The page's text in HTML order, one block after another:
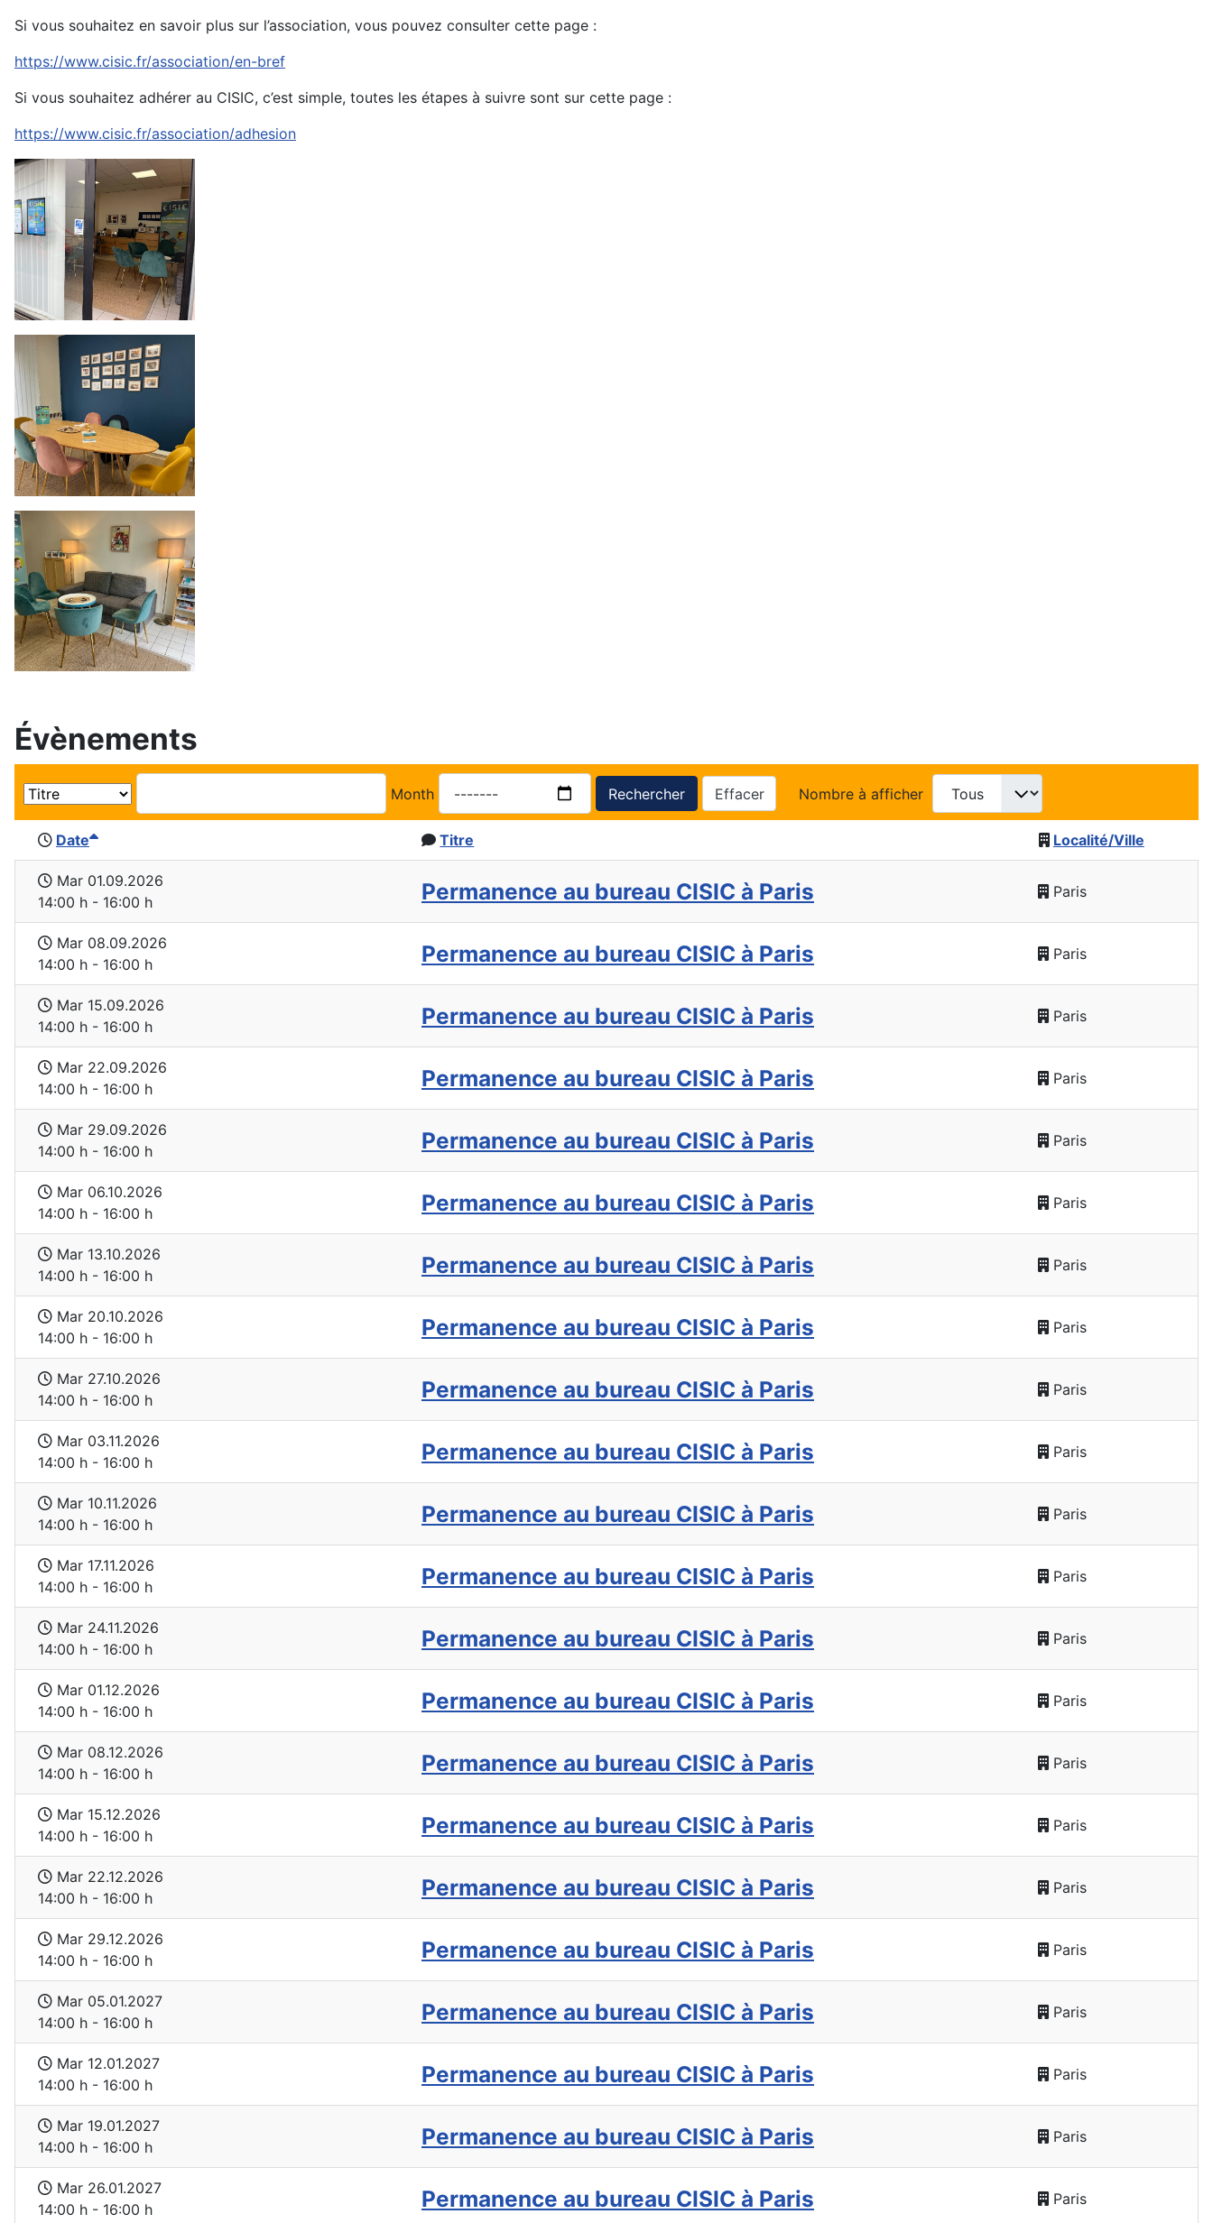
Si vous souhaitez en savoir plus sur l’association, vous pouvez consulter cette page :
https://www.cisic.fr/association/en-bref
Si vous souhaitez adhérer au CISIC, c’est simple, toutes les étapes à suivre sont sur cette page :
https://www.cisic.fr/association/adhesion
Évènements
Month Rechercher Effacer Nombre à afficher
Date Titre Localité/Ville
Mar 01.09.2026
14:00 h - 16:00 h
Permanence au bureau CISIC à Paris Paris
Mar 08.09.2026
14:00 h - 16:00 h
Permanence au bureau CISIC à Paris Paris
Mar 15.09.2026
14:00 h - 16:00 h
Permanence au bureau CISIC à Paris Paris
Mar 22.09.2026
14:00 h - 16:00 h
Permanence au bureau CISIC à Paris Paris
Mar 29.09.2026
14:00 h - 16:00 h
Permanence au bureau CISIC à Paris Paris
Mar 06.10.2026
14:00 h - 16:00 h
Permanence au bureau CISIC à Paris Paris
Mar 13.10.2026
14:00 h - 16:00 h
Permanence au bureau CISIC à Paris Paris
Mar 20.10.2026
14:00 h - 16:00 h
Permanence au bureau CISIC à Paris Paris
Mar 27.10.2026
14:00 h - 16:00 h
Permanence au bureau CISIC à Paris Paris
Mar 03.11.2026
14:00 h - 16:00 h
Permanence au bureau CISIC à Paris Paris
Mar 10.11.2026
14:00 h - 16:00 h
Permanence au bureau CISIC à Paris Paris
Mar 17.11.2026
14:00 h - 16:00 h
Permanence au bureau CISIC à Paris Paris
Mar 24.11.2026
14:00 h - 16:00 h
Permanence au bureau CISIC à Paris Paris
Mar 01.12.2026
14:00 h - 16:00 h
Permanence au bureau CISIC à Paris Paris
Mar 08.12.2026
14:00 h - 16:00 h
Permanence au bureau CISIC à Paris Paris
Mar 15.12.2026
14:00 h - 16:00 h
Permanence au bureau CISIC à Paris Paris
Mar 22.12.2026
14:00 h - 16:00 h
Permanence au bureau CISIC à Paris Paris
Mar 29.12.2026
14:00 h - 16:00 h
Permanence au bureau CISIC à Paris Paris
Mar 05.01.2027
14:00 h - 16:00 h
Permanence au bureau CISIC à Paris Paris
Mar 12.01.2027
14:00 h - 16:00 h
Permanence au bureau CISIC à Paris Paris
Mar 19.01.2027
14:00 h - 16:00 h
Permanence au bureau CISIC à Paris Paris
Mar 26.01.2027
14:00 h - 16:00 h
Permanence au bureau CISIC à Paris Paris